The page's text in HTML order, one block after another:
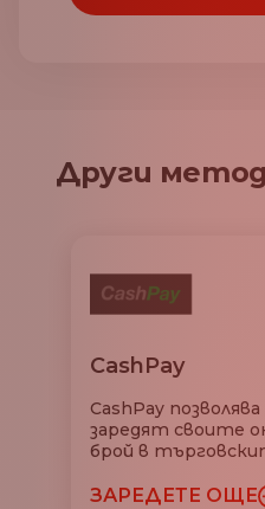
Други
CashPay
CashPay
заредят своите
брой в
ЗАРЕДЕТЕ ОЩЕ